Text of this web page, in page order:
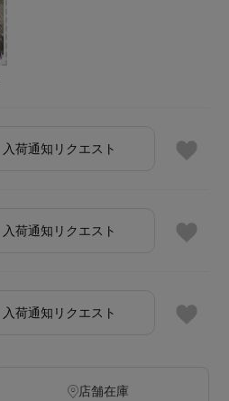
入荷通知リクエスト
入荷通知リクエスト
入荷通知リクエスト
店舗在庫